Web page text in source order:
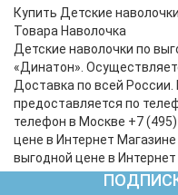
веселый рисунок,
стиркам –
Купить Детские
Товара Наволочка
Детские наволочки по
«Динатон».
Доставка по всей
предоставляется по
телефон в Москве +7
цене в Интернет
выгодной цене в